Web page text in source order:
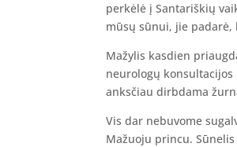
perkėlė į Santariškių
mūsų sūnui, jie padarė,
Mažylis kasdien
neurologų
anksčiau dirbdama
Vis dar nebuvome
Mažuoju princu.